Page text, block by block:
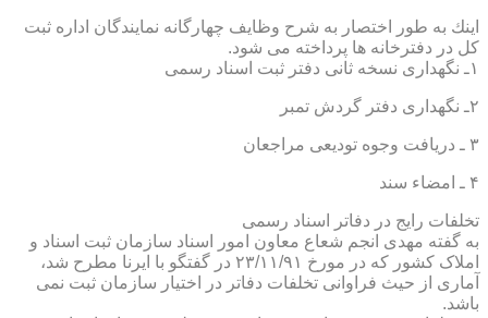
اینك به طور اختصار به شرح وظایف چهارگانه نمایندگان اداره ثبت
كل در دفترخانه ها پرداخته می شود.
۱ـ نگهداری نسخه ثانی دفتر ثبت اسناد رسمی
۲ـ نگهداری دفتر گردش تمبر
۳ ـ دریافت وجوه تودیعی مراجعان
۴ ـ امضاء سند
تخلفات رایج در دفاتر اسناد رسمی
به گفته مهدی انجم شعاع معاون امور اسناد سازمان ثبت اسناد و
املاک کشور که در مورخ ۲۳/۱۱/۹۱ در گفتگو با ایرنا مطرح شد،
آماری از حیث فراوانی تخلفات دفاتر در اختیار سازمان ثبت نمی
باشد.